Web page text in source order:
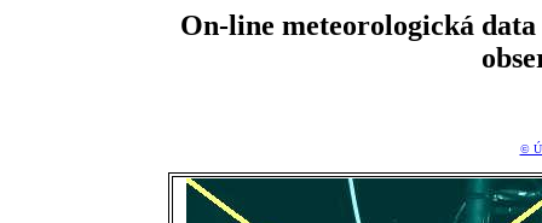
On-line meteorologická
©